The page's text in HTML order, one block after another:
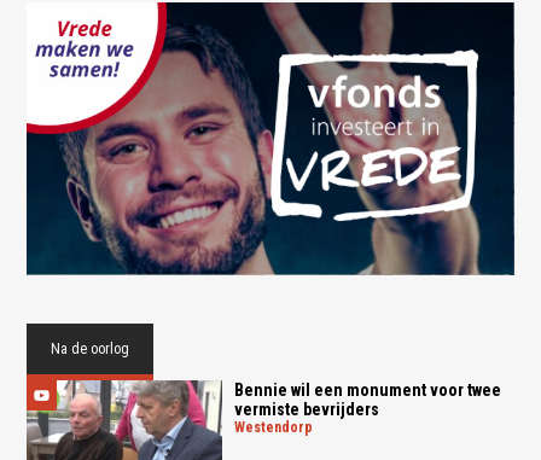
Na de oorlog
Bennie wil een monument voor twee
vermiste bevrijders
westendorp